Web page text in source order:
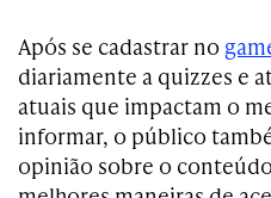
Após se cadastrar no
diariamente a quizzes e
atuais que impactam o
informar, o público
opinião sobre o